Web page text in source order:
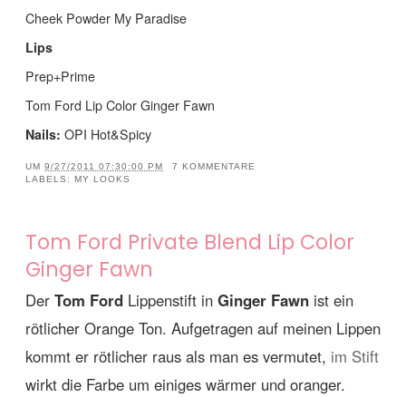
Cheek Powder My Paradise
Lips
Prep+Prime
Tom Ford Lip Color Ginger Fawn
Nails: OPI Hot&Spicy
UM 9/27/2011 07:30:00 PM
7 KOMMENTARE
LABELS: MY LOOKS
Tom Ford Private Blend Lip Color
Ginger Fawn
Der Tom Ford Lippenstift in Ginger Fawn ist ein
rötlicher Orange Ton. Aufgetragen auf meinen Lippen
kommt er rötlicher raus als man es vermutet, im Stift
wirkt die Farbe um einiges wärmer und oranger.